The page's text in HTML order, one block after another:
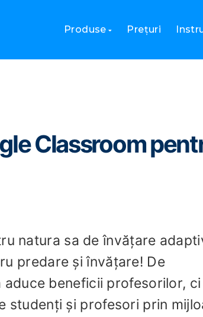
Produse Prețuri
Classroom
natura sa de învățare
predare și învățare! De
aduce beneficii profesorilor,
studenți și profesori prin